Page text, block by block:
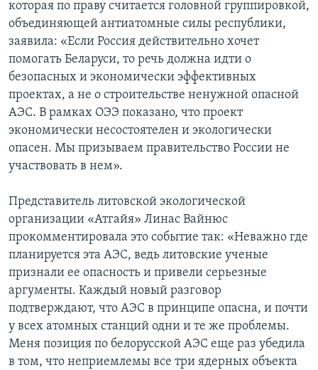
которая по праву считается головной группировкой,
объединяющей антиатомные силы республики,
заявила: «Если Россия действительно хочет
помогать Беларуси, то речь должна идти о
безопасных и экономически эффективных
проектах, а не о строительстве ненужной опасной
АЭС. В рамках ОЭЭ показано, что проект
экономически несостоятелен и экологически
опасен. Мы призываем правительство России не
участвовать в нем».
Представитель литовской экологической
организации «Атгайя» Линас Вайнюс
прокомментировала это событие так: «Неважно где
планируется эта АЭС, ведь литовские ученые
признали ее опасность и привели серьезные
аргументы. Каждый новый разговор
подтверждают, что АЭС в принципе опасна, и почти
у всех атомных станций одни и те же проблемы.
Меня позиция по белорусской АЭС еще раз убедила
в том, что неприемлемы все три ядерных объекта